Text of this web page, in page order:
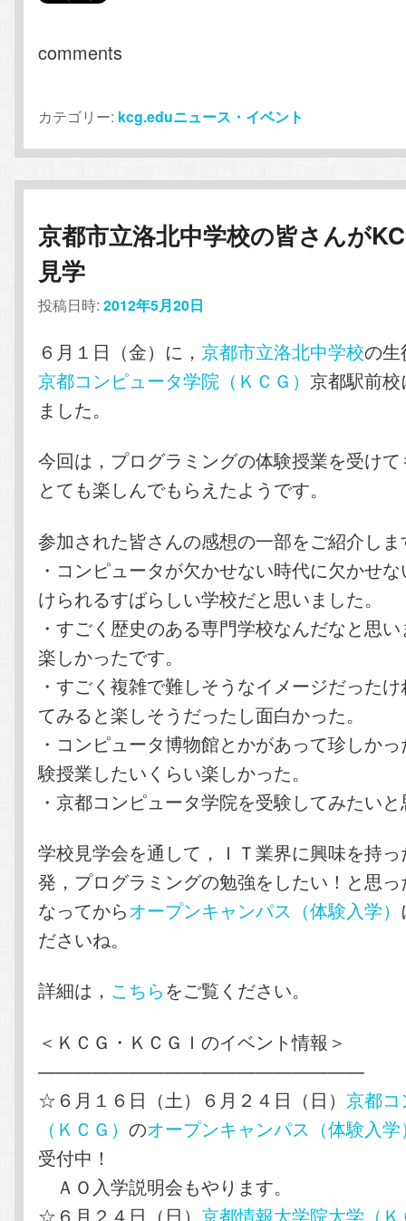
comments
カテゴリー: kcg.eduニュース・イベント
京都市立洛北中学校の皆さんが
見学
投稿日時:2012年5月20日
６月１日（金）に， 京都市立洛北中学校の生
京都コンピュータ学院（ＫＣＧ） 京都駅前
ました。
今回は，プログラミングの体験授業を受け
とても楽しんでもらえたようです。
参加された皆さんの感想の一部をご紹介しま
・コンピュータが欠かせない時代に欠かせ
けられるすばらしい学校だと思いました。
・すごく歴史のある専門学校なんだなと思
楽しかったです。
・すごく複雑で難しそうなイメージだった
てみると楽しそうだったし面白かった。
・コンピュータ博物館とかがあって珍しか
験授業したいくらい楽しかった。
・京都コンピュータ学院を受験してみたい
学校見学会を通して，ＩＴ業界に興味を持
発，プログラミングの勉強をしたい！と思
なってからオープンキャンパス（体験入学）
ださいね。
詳細は， こちらをご覧ください。
＜ＫＣＧ・ＫＣＧＩのイベント情報＞
——————————————————
☆６月１６日（土）６月２４日（日） 京都
（ＫＣＧ）のオープンキャンパス（体験入学
受付中！
ＡＯ入学説明会もやります。
☆６月２４日（日） 京都情報大学院大学（